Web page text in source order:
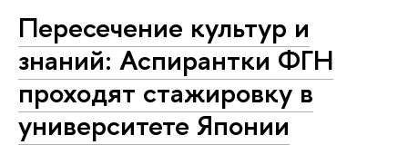
Пересечение культур и
знаний: Аспирантки ФГН
проходят стажировку в
университете Японии